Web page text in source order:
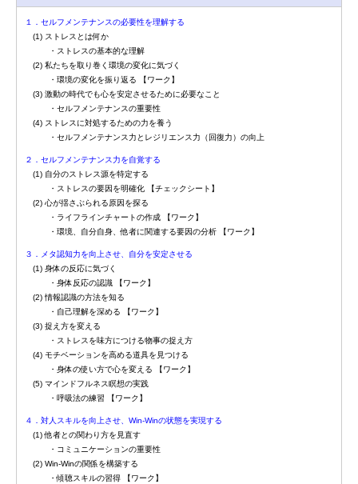
１．セルフメンテナンスの必要性を理解する
(1) ストレスとは何か
・ストレスの基本的な理解
(2) 私たちを取り巻く環境の変化に気づく
・環境の変化を振り返る 【ワーク】
(3) 激動の時代でも心を安定させるために必要なこと
・セルフメンテナンスの重要性
(4) ストレスに対処するための力を養う
・セルフメンテナンス力とレジリエンス力（回復力）の向上
２．セルフメンテナンス力を自覚する
(1) 自分のストレス源を特定する
・ストレスの要因を明確化 【チェックシート】
(2) 心が揺さぶられる原因を探る
・ライフラインチャートの作成 【ワーク】
・環境、自分自身、他者に関連する要因の分析 【ワーク】
３．メタ認知力を向上させ、自分を安定させる
(1) 身体の反応に気づく
・身体反応の認識 【ワーク】
(2) 情報認識の方法を知る
・自己理解を深める 【ワーク】
(3) 捉え方を変える
・ストレスを味方につける物事の捉え方
(4) モチベーションを高める道具を見つける
・身体の使い方で心を変える 【ワーク】
(5) マインドフルネス瞑想の実践
・呼吸法の練習 【ワーク】
４．対人スキルを向上させ、Win-Winの状態を実現する
(1) 他者との関わり方を見直す
・コミュニケーションの重要性
(2) Win-Winの関係を構築する
・傾聴スキルの習得 【ワーク】